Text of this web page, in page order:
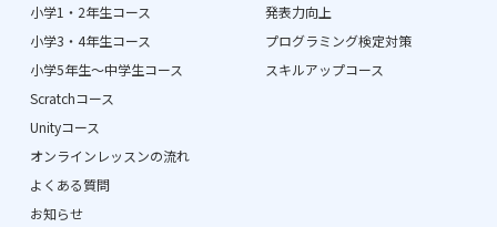
小学1・2年生コース
小学3・4年生コース
小学5年生〜中学生コース
Scratchコース
Unityコース
オンラインレッスンの流れ
よくある質問
お知らせ
発表力向上
プログラミング検定対策
スキルアップコース